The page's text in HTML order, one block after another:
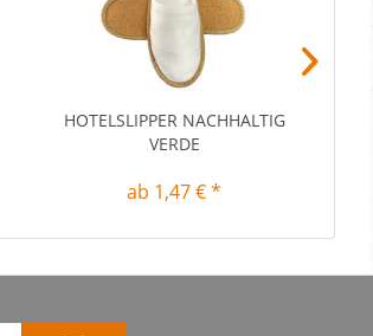
HOTELSLIPPER NACHHALTIG
VERDE
ab 1,47 € *